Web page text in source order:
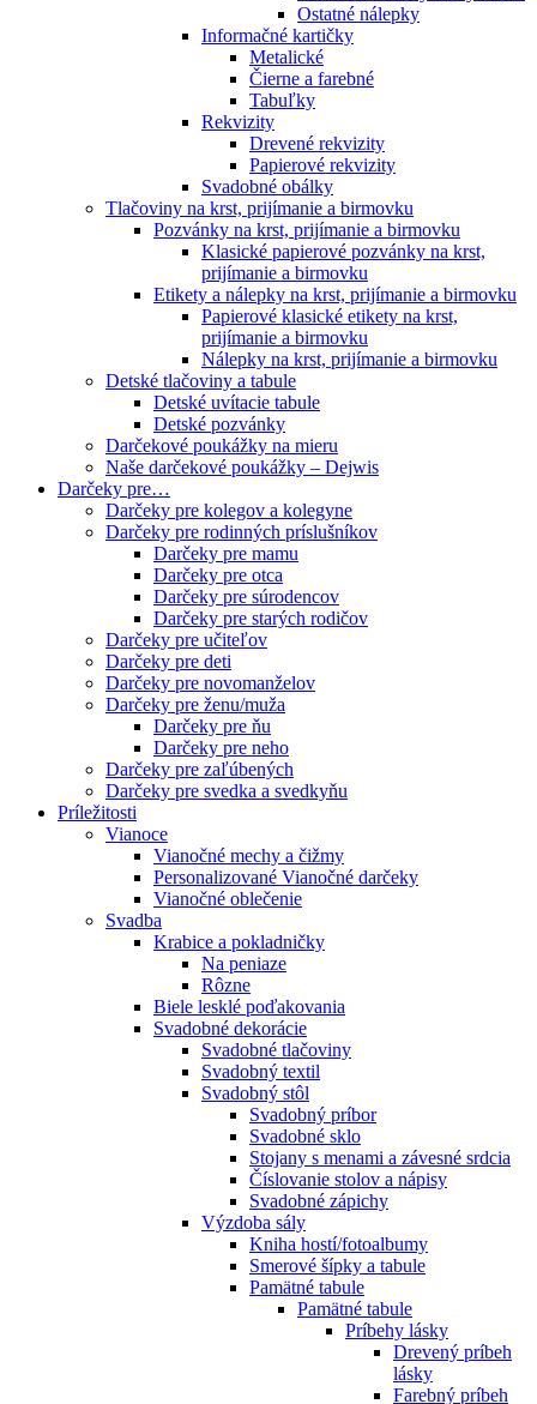
Ostatné nálepky
Informačné kartičky
Metalické
Čierne a farebné
Tabuľky
Rekvizity
Drevené rekvizity
Papierové rekvizity
Svadobné obálky
Tlačoviny na krst, prijímanie a birmovku
Pozvánky na krst, prijímanie a birmovku
Klasické papierové pozvánky na krst,
prijímanie a birmovku
Etikety a nálepky na krst, prijímanie a birmovku
Papierové klasické etikety na krst,
prijímanie a birmovku
Nálepky na krst, prijímanie a birmovku
Detské tlačoviny a tabule
Detské uvítacie tabule
Detské pozvánky
Darčekové poukážky na mieru
Naše darčekové poukážky – Dejwis
Darčeky pre…
Darčeky pre kolegov a kolegyne
Darčeky pre rodinných príslušníkov
Darčeky pre mamu
Darčeky pre otca
Darčeky pre súrodencov
Darčeky pre starých rodičov
Darčeky pre učiteľov
Darčeky pre deti
Darčeky pre novomanželov
Darčeky pre ženu/muža
Darčeky pre ňu
Darčeky pre neho
Darčeky pre zaľúbených
Darčeky pre svedka a svedkyňu
Príležitosti
Vianoce
Vianočné mechy a čižmy
Personalizované Vianočné darčeky
Vianočné oblečenie
Svadba
Krabice a pokladničky
Na peniaze
Rôzne
Biele lesklé poďakovania
Svadobné dekorácie
Svadobné tlačoviny
Svadobný textil
Svadobný stôl
Svadobný príbor
Svadobné sklo
Stojany s menami a závesné srdcia
Číslovanie stolov a nápisy
Svadobné zápichy
Výzdoba sály
Kniha hostí/fotoalbumy
Smerové šípky a tabule
Pamätné tabule
Pamätné tabule
Príbehy lásky
Drevený príbeh
lásky
Farebný príbeh